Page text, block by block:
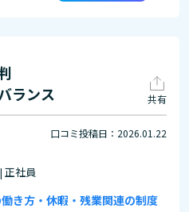
ランス
共有
口コミ投稿日：2026.01.22
正社員
き方・休暇・残業関連の制度